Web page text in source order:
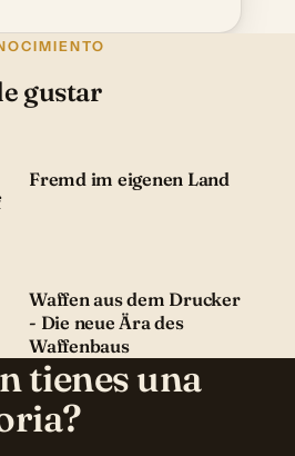
gustar
Fremd im eigenen Land
Waffen aus dem Drucker
- Die neue Ära des
Waffenbaus
tienes una